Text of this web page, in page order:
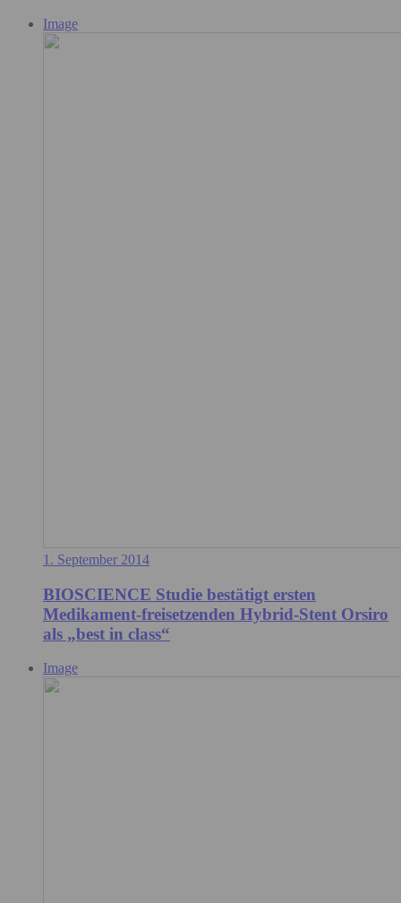
Image
1. September 2014
BIOSCIENCE Studie bestätigt ersten
Medikament-freisetzenden Hybrid-Stent Orsiro
als „best in class“
Image